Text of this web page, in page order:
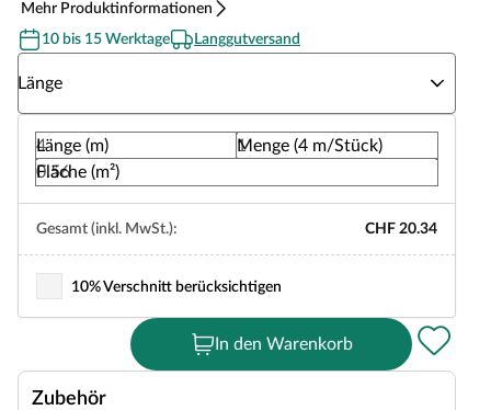
Mehr Produktinformationen
10 bis 15 Werktage
Langgutversand
Länge
Länge (m)
Menge (4 m/Stück)
Fläche (m²)
Gesamt (inkl. MwSt.): CHF 20.34
10% Verschnitt berücksichtigen
In den Warenkorb
Zubehör